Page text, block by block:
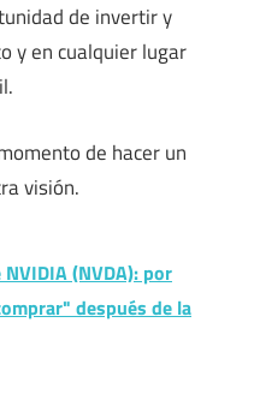
de invertir y
y en cualquier lugar
de hacer un
visión.
(NVDA): por
después de la